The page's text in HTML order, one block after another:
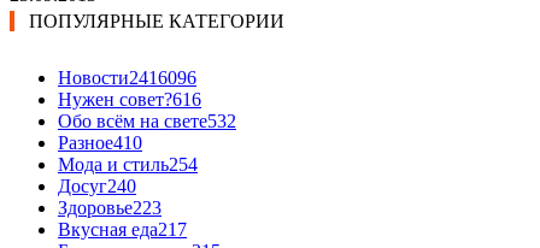
ПОПУЛЯРНЫЕ КАТЕГОРИИ
Новости2416096
Нужен совет?616
Обо всём на свете532
Разное410
Мода и стиль254
Досуг240
Здоровье223
Вкусная еда217